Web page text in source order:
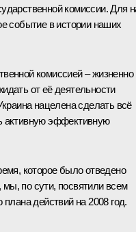
комиссии. Для
событие в истории наших
комиссией – жизненно
от её деятельности
нацелена сделать всё
активную эффективную
которое было отведено
мы, по сути, посвятили всем
действий на 2008 год.